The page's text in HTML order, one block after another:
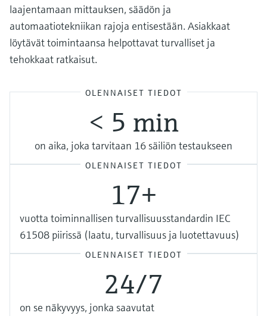
laajentamaan mittauksen, säädön ja
automaatiotekniikan rajoja entisestään. Asiakkaat
löytävät toimintaansa helpottavat turvalliset ja
tehokkaat ratkaisut.
OLENNAISET TIEDOT
< 5 min
on aika, joka tarvitaan 16 säiliön testaukseen
OLENNAISET TIEDOT
17+
vuotta toiminnallisen turvallisuusstandardin IEC
61508 piirissä (laatu, turvallisuus ja luotettavuus)
OLENNAISET TIEDOT
24/7
on se näkyvyys, jonka saavutat